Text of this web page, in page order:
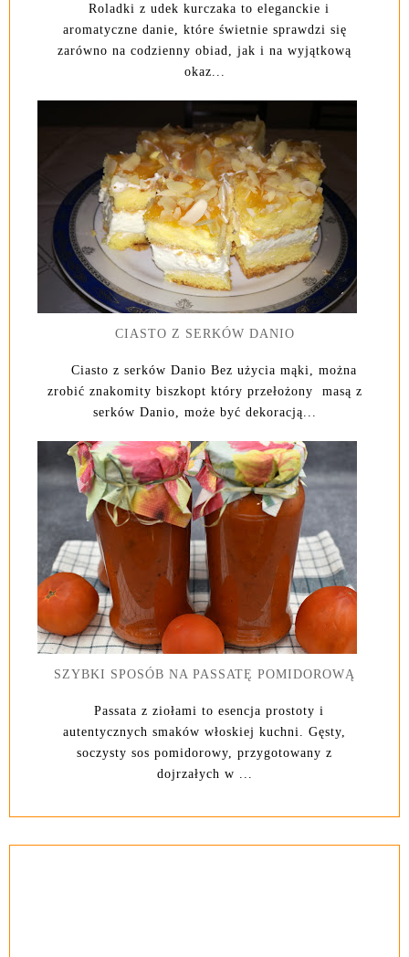
Roladki z udek kurczaka to eleganckie i
aromatyczne danie, które świetnie sprawdzi się
zarówno na codzienny obiad, jak i na wyjątkową
okaz...
CIASTO Z SERKÓW DANIO
Ciasto z serków Danio Bez użycia mąki, można
zrobić znakomity biszkopt który przełożony masą z
serków Danio, może być dekoracją...
SZYBKI SPOSÓB NA PASSATĘ POMIDOROWĄ
Passata z ziołami to esencja prostoty i
autentycznych smaków włoskiej kuchni. Gęsty,
soczysty sos pomidorowy, przygotowany z
dojrzałych w ...